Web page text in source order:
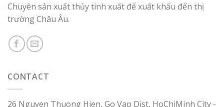
Chuyên sản xuất thủy tinh xuất để xuất khẩu đến thị
trường Châu Âu.
CONTACT
26 Nguyen Thuong Hien, Go Vap Dist, HoChiMinh City -